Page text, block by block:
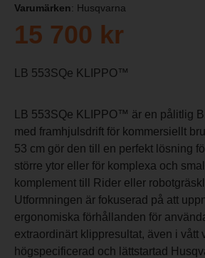
Varumärken: Husqvarna
15 700 kr
LB 553SQe KLIPPO™
LB 553SQe KLIPPO™ är en pålitlig
med framhjulsdrift för kommersiellt
53 cm gör den till en perfekt lösning
större ytor eller för komplexa och
komplement till Rider eller
Utformningen är fokuserad på att
ergonomiska förhållanden för
extraordinärt klippresultat, även i vått
högspecificerad och lättstartad